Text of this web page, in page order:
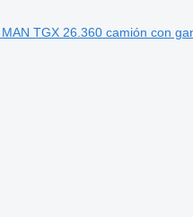
MAN TGX 26.360 camión con